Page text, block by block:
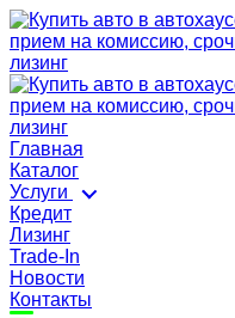
Главная
Каталог
Услуги
Кредит
Лизинг
Trade-In
Новости
Контакты